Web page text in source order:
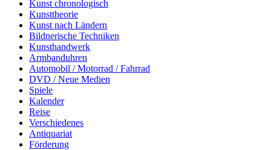
Kunst chronologisch
Kunsttheorie
Kunst nach Ländern
Bildnerische Techniken
Kunsthandwerk
Armbanduhren
Automobil / Motorrad / Fahrrad
DVD / Neue Medien
Spiele
Kalender
Reise
Verschiedenes
Antiquariat
Förderung